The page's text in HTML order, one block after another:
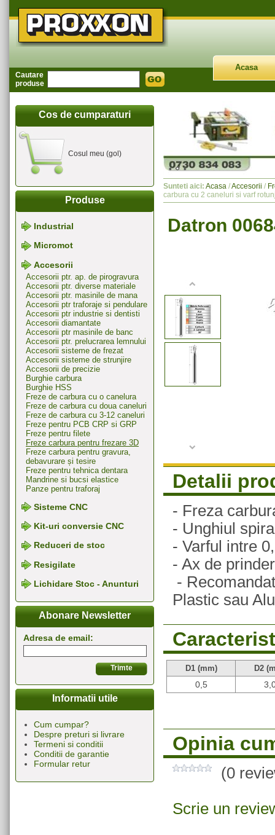
Cautare
produse
Acasa
Cos de cumparaturi
Cosul meu (gol)
Produse
Industrial
Micromot
Accesorii
Accesorii ptr. ap. de pirogravura
Accesorii ptr. diverse materiale
Accesorii ptr. masinile de mana
Accesorii ptr traforaje si pendulare
Accesorii ptr industrie si dentisti
Accesorii diamantate
Accesorii ptr masinile de banc
Accesorii ptr. prelucrarea lemnului
Accesorii sisteme de frezat
Accesorii sisteme de strunjire
Accesorii de precizie
Burghie carbura
Burghie HSS
Freze de carbura cu o canelura
Freze de carbura cu doua caneluri
Freze de carbura cu 3-12 caneluri
Freze pentru PCB CRP si GRP
Freze pentru filete
Freze carbura pentru frezare 3D
Freze carbura pentru gravura,
debavurare și tesire
Freze pentru tehnica dentara
Mandrine si bucsi elastice
Panze pentru traforaj
Sisteme CNC
Kit-uri conversie CNC
Reduceri de stoc
Resigilate
Lichidare Stoc - Anunturi
Abonare Newsletter
Adresa de email:
Informatii utile
Cum cumpar?
Despre preturi si livrare
Termeni si conditii
Conditii de garantie
Formular retur
Sunteti aici: Acasa /Accesorii /
carbura cu 2 caneluri si varf
Datron
Detalii
- Freza
- Unghiul
- Varful intre
- Ax de
-
Plastic sau
D1 (mm) D2
0,5
Opinia
(0
Scrie un